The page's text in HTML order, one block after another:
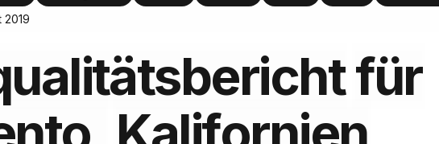
2019
für